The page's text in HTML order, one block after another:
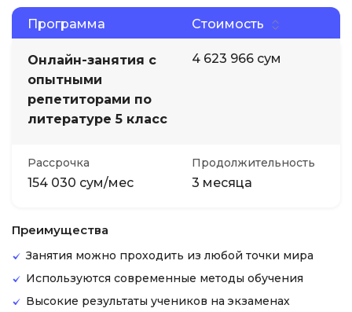
Программа Стоимость
Онлайн-занятия с
опытными
репетиторами по
литературе 5 класс
4 623 966 сум
Рассрочка
154 030 сум/мес
Продолжительность
3 месяца
Преимущества
Занятия можно проходить из любой точки мира
Используются современные методы обучения
Высокие результаты учеников на экзаменах